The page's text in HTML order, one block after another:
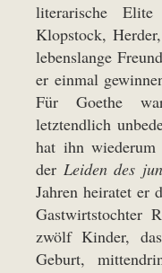
literarische
Klopstock,
lebenslange
er einmal
Für Goethe
letztendlich
hat ihn wiederum
der Leiden des
Jahren heiratet er
Gastwirtstochter
zwölf Kinder,
Geburt,